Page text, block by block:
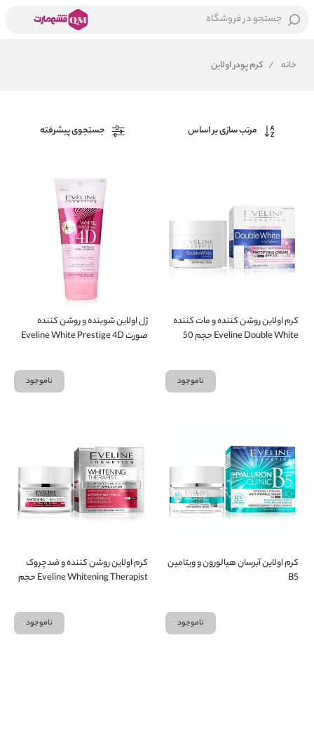
جستجو در فروشگاه
خانه / کرم پودر اولاین
مرتب سازی بر اساس جستجوی پیشرفته
کرم اولاین روشن کننده و مات کننده
Eveline Double White حجم 50
ناموجود
ژل اولاین شوینده و روشن کننده
صورت Eveline White Prestige 4D
ناموجود
کرم اولاین آبرسان هیالورون و ویتامین
B5
ناموجود
کرم اولاین روشن کننده و ضدچروک
Eveline Whitening Therapist حجم
ناموجود